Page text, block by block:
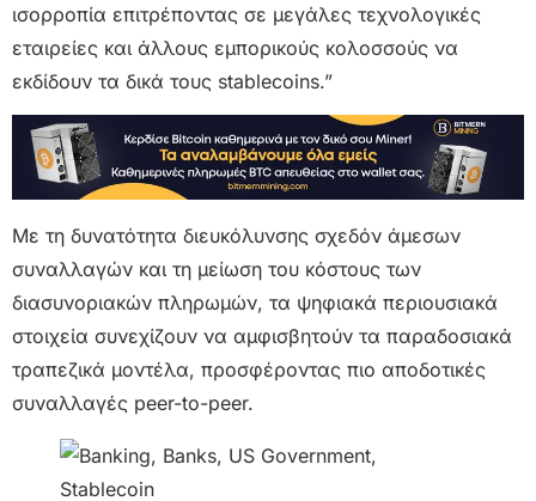
ισορροπία επιτρέποντας σε μεγάλες τεχνολογικές
εταιρείες και άλλους εμπορικούς κολοσσούς να
εκδίδουν τα δικά τους stablecoins.”
Με τη δυνατότητα διευκόλυνσης σχεδόν άμεσων
συναλλαγών και τη μείωση του κόστους των
διασυνοριακών πληρωμών, τα ψηφιακά περιουσιακά
στοιχεία συνεχίζουν να αμφισβητούν τα παραδοσιακά
τραπεζικά μοντέλα, προσφέροντας πιο αποδοτικές
συναλλαγές peer-to-peer.